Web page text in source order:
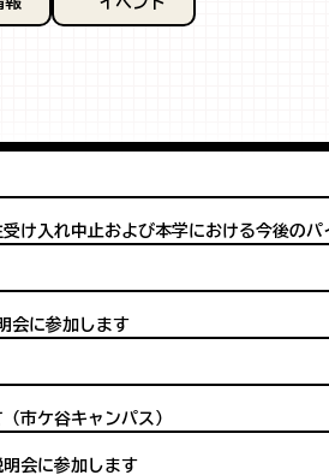
け入れ中止および本学における今後の
会に参加します
市ケ谷キャンパス）
会に参加します